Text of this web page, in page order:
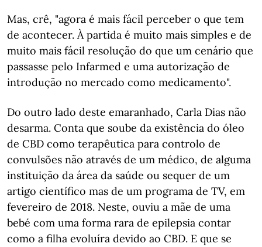
Mas, crê, "agora é mais fácil perceber o que tem
de acontecer. À partida é muito mais simples e de
muito mais fácil resolução do que um cenário que
passasse pelo Infarmed e uma autorização de
introdução no mercado como medicamento".
Do outro lado deste emaranhado, Carla Dias não
desarma. Conta que soube da existência do óleo
de CBD como terapêutica para controlo de
convulsões não através de um médico, de alguma
instituição da área da saúde ou sequer de um
artigo científico mas de um programa de TV, em
fevereiro de 2018. Neste, ouviu a mãe de uma
bebé com uma forma rara de epilepsia contar
como a filha evoluíra devido ao CBD. E que se